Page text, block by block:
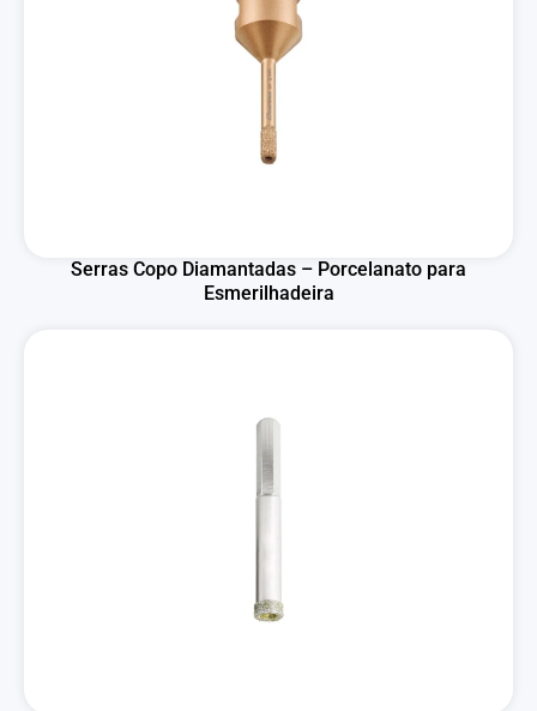
Serras Copo Diamantadas – Porcelanato para
Esmerilhadeira